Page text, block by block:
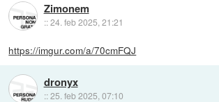
Zimonem
::24. feb 2025, 21:21
https://imgur.com/a/70cmFQJ
dronyx
::25. feb 2025, 07:10